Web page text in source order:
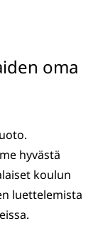
oma
hyvästä
koulun
luettelemista